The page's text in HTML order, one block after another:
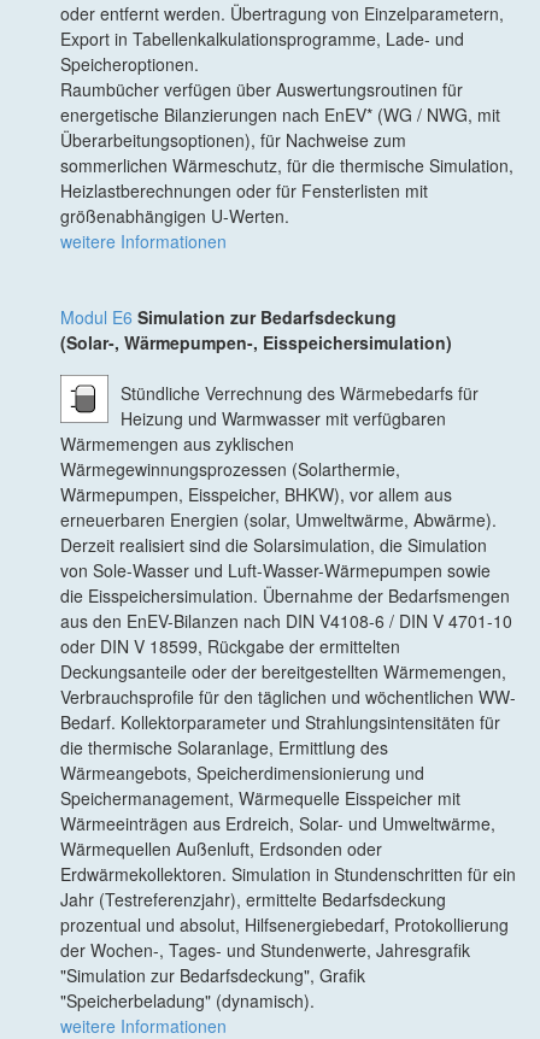
oder entfernt werden. Übertragung von Einzelparametern,
Export in Tabellenkalkulationsprogramme, Lade- und
Speicheroptionen.
Raumbücher verfügen über Auswertungsroutinen für
energetische Bilanzierungen nach EnEV* (WG / NWG, mit
Überarbeitungsoptionen), für Nachweise zum
sommerlichen Wärmeschutz, für die thermische Simulation,
Heizlastberechnungen oder für Fensterlisten mit
größenabhängigen U-Werten.
weitere Informationen
Modul E6 Simulation zur Bedarfsdeckung
(Solar-, Wärmepumpen-, Eisspeichersimulation)
Stündliche Verrechnung des Wärmebedarfs für
Heizung und Warmwasser mit verfügbaren
Wärmemengen aus zyklischen
Wärmegewinnungsprozessen (Solarthermie,
Wärmepumpen, Eisspeicher, BHKW), vor allem aus
erneuerbaren Energien (solar, Umweltwärme, Abwärme).
Derzeit realisiert sind die Solarsimulation, die Simulation
von Sole-Wasser und Luft-Wasser-Wärmepumpen sowie
die Eisspeichersimulation. Übernahme der Bedarfsmengen
aus den EnEV-Bilanzen nach DIN V4108-6 / DIN V 4701-10
oder DIN V 18599, Rückgabe der ermittelten
Deckungsanteile oder der bereitgestellten Wärmemengen,
Verbrauchsprofile für den täglichen und wöchentlichen WW-
Bedarf. Kollektorparameter und Strahlungsintensitäten für
die thermische Solaranlage, Ermittlung des
Wärmeangebots, Speicherdimensionierung und
Speichermanagement, Wärmequelle Eisspeicher mit
Wärmeeinträgen aus Erdreich, Solar- und Umweltwärme,
Wärmequellen Außenluft, Erdsonden oder
Erdwärmekollektoren. Simulation in Stundenschritten für ein
Jahr (Testreferenzjahr), ermittelte Bedarfsdeckung
prozentual und absolut, Hilfsenergiebedarf, Protokollierung
der Wochen-, Tages- und Stundenwerte, Jahresgrafik
"Simulation zur Bedarfsdeckung", Grafik
"Speicherbeladung" (dynamisch).
weitere Informationen